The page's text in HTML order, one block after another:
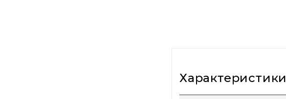
Характеристики